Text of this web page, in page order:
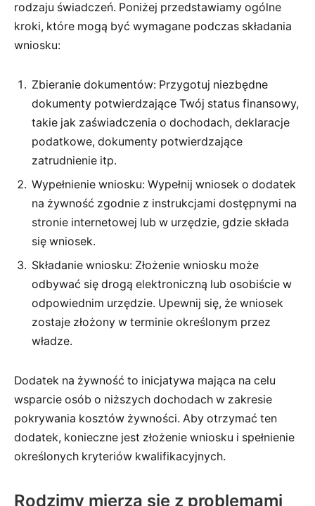
rodzaju świadczeń. Poniżej przedstawiamy ogólne
kroki, które mogą być wymagane podczas składania
wniosku:
Zbieranie dokumentów: Przygotuj niezbędne
dokumenty potwierdzające Twój status finansowy,
takie jak zaświadczenia o dochodach, deklaracje
podatkowe, dokumenty potwierdzające
zatrudnienie itp.
Wypełnienie wniosku: Wypełnij wniosek o dodatek
na żywność zgodnie z instrukcjami dostępnymi na
stronie internetowej lub w urzędzie, gdzie składa
się wniosek.
Składanie wniosku: Złożenie wniosku może
odbywać się drogą elektroniczną lub osobiście w
odpowiednim urzędzie. Upewnij się, że wniosek
zostaje złożony w terminie określonym przez
władze.
Dodatek na żywność to inicjatywa mająca na celu
wsparcie osób o niższych dochodach w zakresie
pokrywania kosztów żywności. Aby otrzymać ten
dodatek, konieczne jest złożenie wniosku i spełnienie
określonych kryteriów kwalifikacyjnych.
Rodzimy mierzą się z problemami